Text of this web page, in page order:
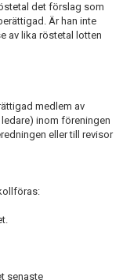
det förslag som
Är han inte
av lika röstetal lotten
medlem av
inom föreningen
eller till re­visor
senaste